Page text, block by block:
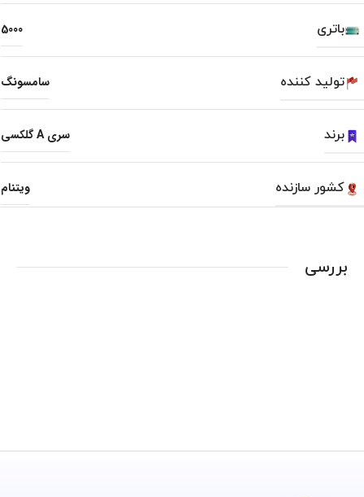
باتری 5000
تولید کننده سامسونگ
برند سری A گلکسی
کشور سازنده ویتنام
بررسی